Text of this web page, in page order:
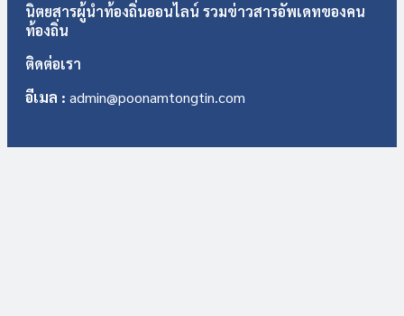
นิตยสารผู้นำท้องถิ่นออนไลน์ รวมข่าวสารอัพเดทของคน
ท้องถิ่น
ติดต่อเรา
อีเมล : admin@poonamtongtin.com